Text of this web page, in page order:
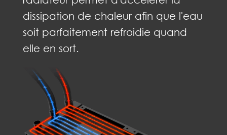
dissipation de chaleur afin que l'eau
soit parfaitement refroidie quand
elle en sort.